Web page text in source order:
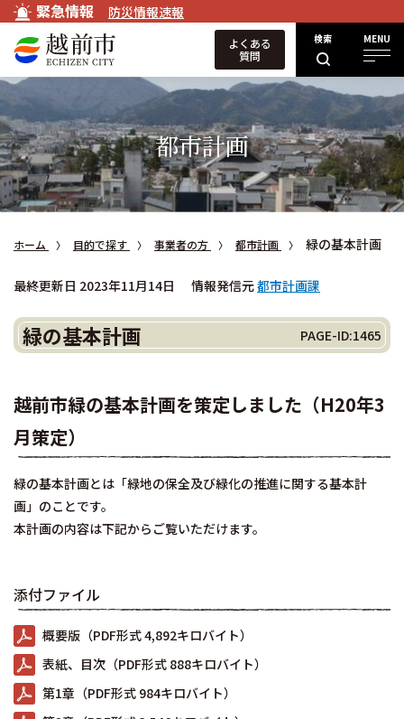
緊急情報 防災情報速報
検索 MENU
よくある
質問
都市計画
ホーム 目的で探す 事業者の方 都市計画 緑の基本計画
最終更新日 2023年11月14日 情報発信元都市計画課
緑の基本計画 PAGE-ID:1465
越前市緑の基本計画を策定しました（H20年3
月策定）
緑の基本計画とは「緑地の保全及び緑化の推進に関する基本計
画」のことです。
本計画の内容は下記からご覧いただけます。
添付ファイル
概要版（PDF形式 4,892キロバイト）
表紙、目次（PDF形式 888キロバイト）
第1章（PDF形式 984キロバイト）